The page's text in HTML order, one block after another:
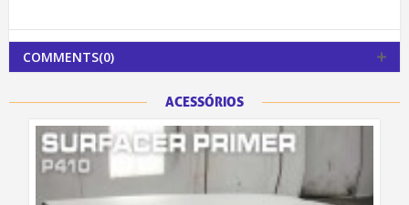
COMMENTS(0)
ACESSÓRIOS